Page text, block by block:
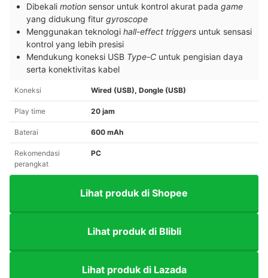
Dibekali motion sensor untuk kontrol akurat pada game
yang didukung fitur gyroscope
Menggunakan teknologi hall-effect triggers untuk sensasi
kontrol yang lebih presisi
Mendukung koneksi USB Type-C untuk pengisian daya
serta konektivitas kabel
Koneksi Wired (USB), Dongle (USB)
Play time 20 jam
Baterai 600 mAh
Rekomendasi
perangkat
PC
Lihat produk di Shopee
Lihat produk di Blibli
Lihat produk di Lazada